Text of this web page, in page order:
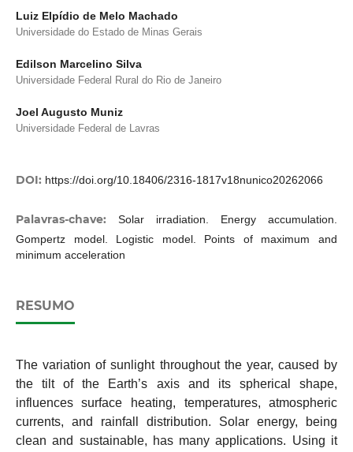
Luiz Elpídio de Melo Machado
Universidade do Estado de Minas Gerais
Edilson Marcelino Silva
Universidade Federal Rural do Rio de Janeiro
Joel Augusto Muniz
Universidade Federal de Lavras
DOI: https://doi.org/10.18406/2316-1817v18nunico20262066
Palavras-chave: Solar irradiation. Energy accumulation.
Gompertz model. Logistic model. Points of maximum and
minimum acceleration
RESUMO
The variation of sunlight throughout the year, caused by
the tilt of the Earth’s axis and its spherical shape,
influences surface heating, temperatures, atmospheric
currents, and rainfall distribution. Solar energy, being
clean and sustainable, has many applications. Using it